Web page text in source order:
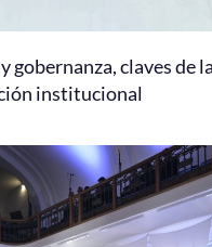
gobernanza, claves de la
institucional